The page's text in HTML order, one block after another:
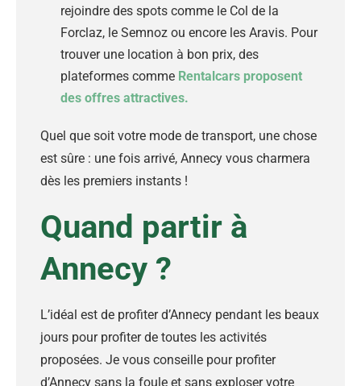
rejoindre des spots comme le Col de la
Forclaz, le Semnoz ou encore les Aravis. Pour
trouver une location à bon prix, des
plateformes comme Rentalcars proposent
des offres attractives.
Quel que soit votre mode de transport, une chose
est sûre : une fois arrivé, Annecy vous charmera
dès les premiers instants !
Quand partir à
Annecy ?
L’idéal est de profiter d’Annecy pendant les beaux
jours pour profiter de toutes les activités
proposées. Je vous conseille pour profiter
d’Annecy sans la foule et sans exploser votre